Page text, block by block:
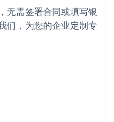
无需签署合同或填写银
们，为您的企业定制专